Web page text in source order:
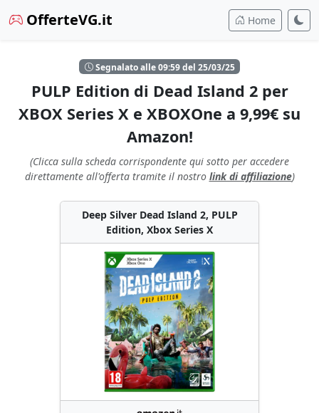
OfferteVG.it Home
Segnalato alle 09:59 del 25/03/25
PULP Edition di Dead Island 2 per
XBOX Series X e XBOXOne a 9,99€ su
Amazon!
(Clicca sulla scheda corrispondente qui sotto per accedere
direttamente all'offerta tramite il nostro link di affiliazione)
Deep Silver Dead Island 2, PULP
Edition, Xbox Series X